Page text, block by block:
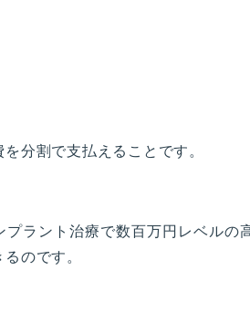
分割で支払えることです。
ラント治療で数百万円レベルの
のです。